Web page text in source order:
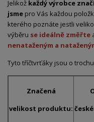
Jelikož každý výrobce
jsme pro Vás každou
kterého poznáte jestli
výběru se ideálně změřte
nenataženým a
Tyto tříčtvrťáky jsou o
Značená
velikost produktu: